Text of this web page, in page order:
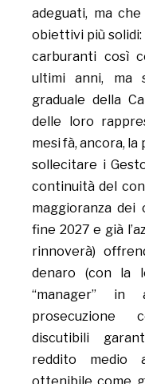
adeguati, ma
obiettivi più
carburanti così
ultimi anni, ma
graduale della
delle loro
mesi fà, ancora,
sollecitare i
continuità del
maggioranza
fine 2027 e già
rinnoverà)
denaro (con la
“manager”
prosecuzione
discutibili
reddito medio